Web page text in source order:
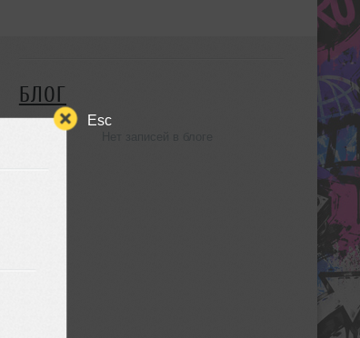
Esc
БЛОГ